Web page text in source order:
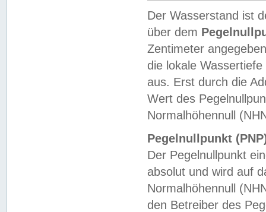
Der Wasserstand ist
über dem
Zentimeter
die lokale
aus. Erst durch die
Wert des
Normalhöhennull
Pegelnullpunkt
Der Pegelnullpunkt
absolut und wird auf
Normalhöhennull
den Betreiber des